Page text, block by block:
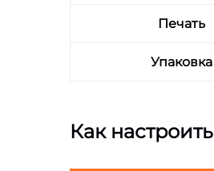
Печать
Упаковка
Как настроить